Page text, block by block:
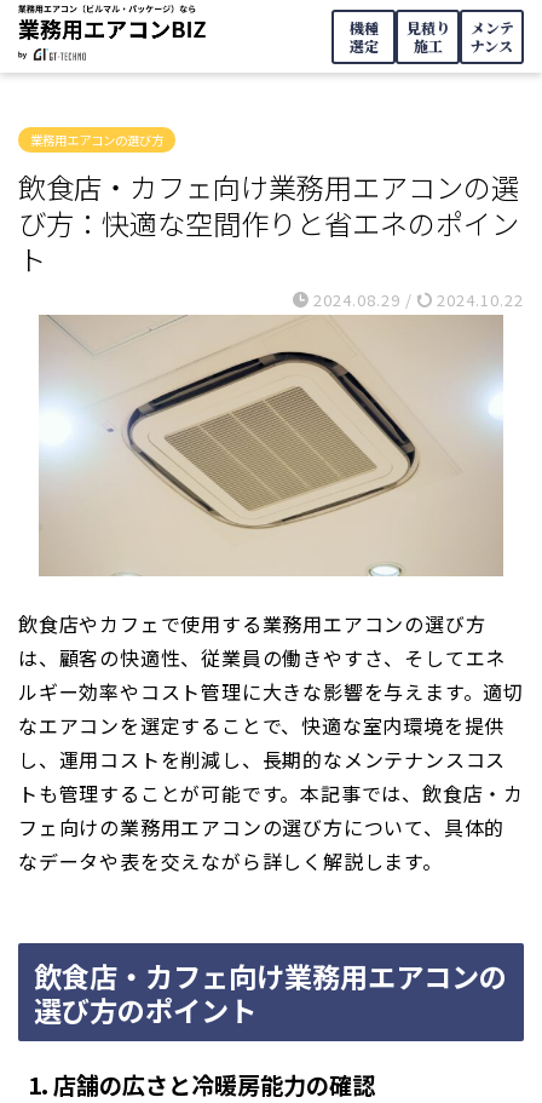
機種
選定
見積り
施工
メンテ
ナンス
業務用エアコンの選び方
飲食店・カフェ向け業務用エアコンの選
び方：快適な空間作りと省エネのポイン
ト
2024.08.29 / 2024.10.22
飲食店やカフェで使用する業務用エアコンの選び方
は、顧客の快適性、従業員の働きやすさ、そしてエネ
ルギー効率やコスト管理に大きな影響を与えます。適切
なエアコンを選定することで、快適な室内環境を提供
し、運用コストを削減し、長期的なメンテナンスコス
トも管理することが可能です。本記事では、飲食店・カ
フェ向けの業務用エアコンの選び方について、具体的
なデータや表を交えながら詳しく解説します。
飲食店・カフェ向け業務用エアコンの
選び方のポイント
1. 店舗の広さと冷暖房能力の確認